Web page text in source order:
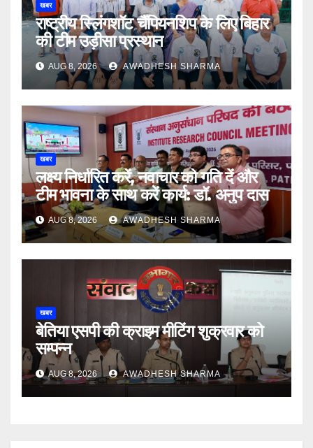
खबर
राष्ट्रीय स्लिंगशॉट चैंपियनशिप के लिए बिहार
की टीम उड़ीसा प्रस्थान
AUG 8, 2026 AWADHESH SHARMA
खबर
लक्ष्य निर्धारित करें, नवाचार को गति दें और
टीम भावना के साथ करें कार्य: डॉ. अनुप दास
AUG 8, 2026 AWADHESH SHARMA
खबर
बेतिया एसपी की क्राइम मीटिंग शुक्रवार को
सम्पन्न
AUG 8, 2026 AWADHESH SHARMA